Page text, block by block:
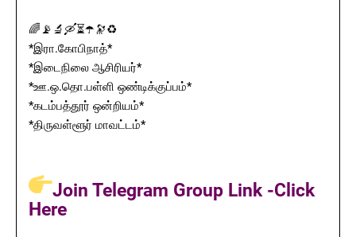
🌈📡🔬🛶⏳☂️🔭♻️
*இரா.கோபிநாத்*
*இடைநிலை ஆசிரியர்*
*ஊ.ஒ.தொ.பள்ளி ஒண்டிக்குப்பம்*
*கடம்பத்தூர் ஒன்றியம்*
*திருவள்ளூர் மாவட்டம்*
Join Telegram Group Link -Click
Here